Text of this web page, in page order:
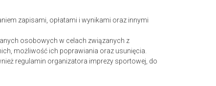
zapisami, opłatami i wynikami oraz innymi
osobowych w celach związanych z
możliwość ich poprawiania oraz usunięcia.
regulamin organizatora imprezy sportowej, do